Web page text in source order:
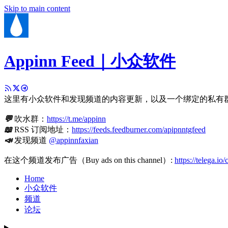
Skip to main content
Appinn Feed｜小众软件
这里有小众软件和发现频道的内容更新，以及一个绑定的私有
💬吹水群： https://t.me/appinn
📖RSS 订阅地址： https://feeds.feedburner.com/apipnntgfeed
📣发现频道 @appinnfaxian
在这个频道发布广告（Buy ads on this channel）: https://telega.io/
Home
小众软件
频道
论坛